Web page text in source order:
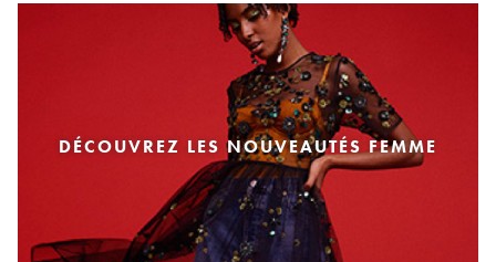
DÉCOUVREZ LES NOUVEAUTÉS FEMME